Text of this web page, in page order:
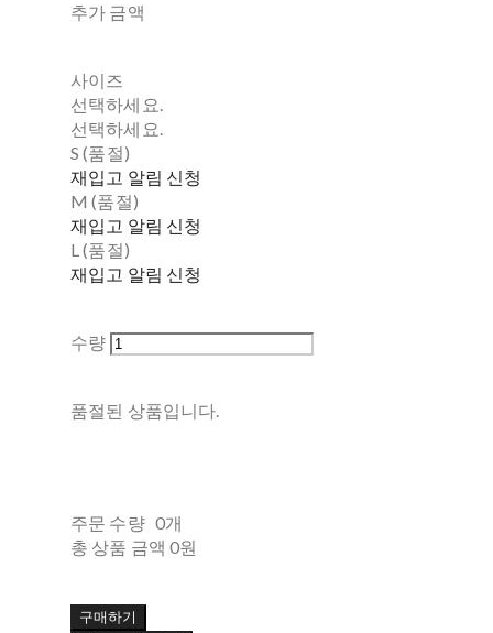
추가 금액
사이즈
선택하세요.
선택하세요.
S (품절)
재입고 알림 신청
M (품절)
재입고 알림 신청
L (품절)
재입고 알림 신청
수량
품절된 상품입니다.
주문 수량 0개
총 상품 금액 0원
구매하기